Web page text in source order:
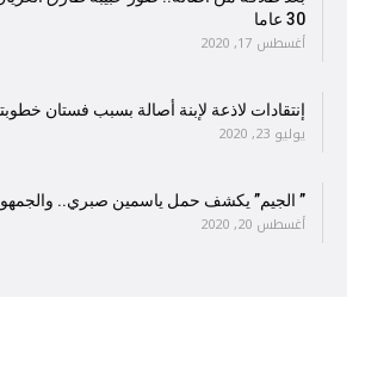
30 عاما
أغسطس 17, 2020
إنتقادات لاذعة لإبنة أصالة بسبب فستان
يوليو 23, 2020
” الجيم” يكشف حمل ياسمين صبري..
أغسطس 20, 2020